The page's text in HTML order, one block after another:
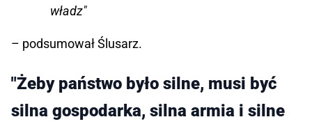
władz"
– podsumował Ślusarz.
"Żeby państwo było silne, musi być
silna gospodarka, silna armia i silne